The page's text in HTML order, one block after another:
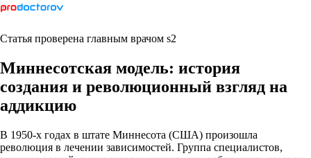
Статья проверена главным врачом s2
Миннесотская модель: история
создания и революционный взгляд на
аддикцию
В 1950-х годах в штате Миннесота (США) произошла
революция в лечении зависимостей. Группа специалистов,